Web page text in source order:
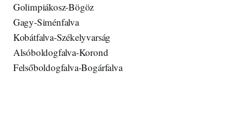
Golimpiákosz-Bögöz
Gagy-Siménfalva
Kobátfalva-Székelyvarság
Alsóboldogfalva-Korond
Felsőboldogfalva-Bogárfalva